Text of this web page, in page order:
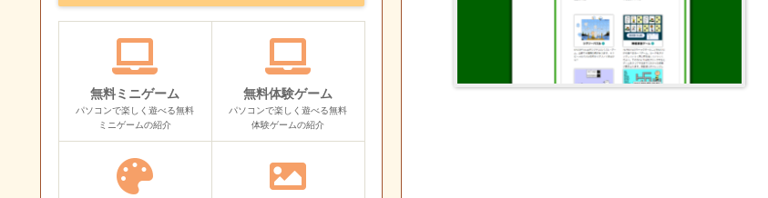
無料ミニゲーム
パソコンで楽しく遊べる無料
ミニゲームの紹介
無料体験ゲーム
パソコンで楽しく遊べる無料
体験ゲームの紹介